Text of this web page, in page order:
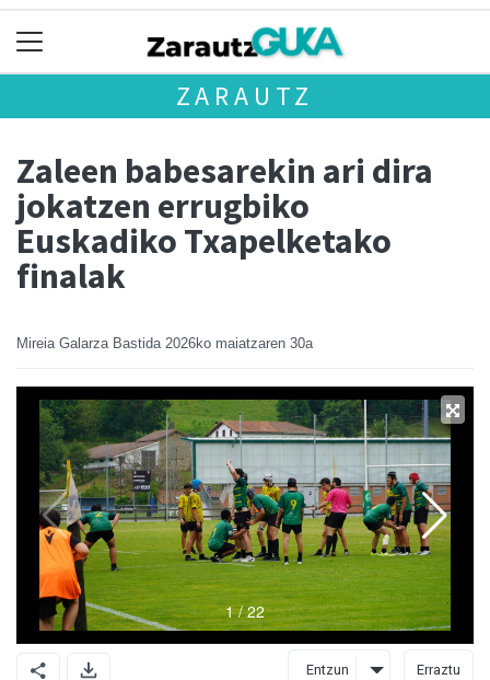
ZARAUTZ
Zaleen babesarekin ari dira
jokatzen errugbiko
Euskadiko Txapelketako
finalak
Mireia Galarza Bastida 2026ko maiatzaren 30a
Entzun Erraztu